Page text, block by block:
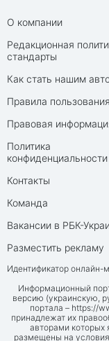
О компании
Редакционная
стандарты
Как стать нашим
Правила пользования
Правовая
Политика
конфиденциальности
Контакты
Команда
Вакансии в РБК-
Разместить рекламу
Идентификатор онлайн-
Информационный
версию (украинскую,
портала – https://
принадлежат их
авторами
размещены на